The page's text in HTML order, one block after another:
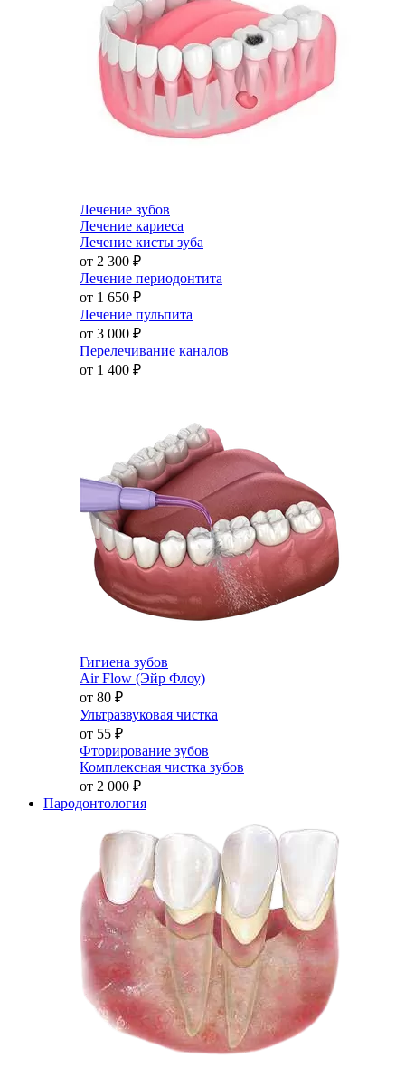
Лечение зубов
Лечение кариеса
Лечение кисты зуба
от 2 300 ₽
Лечение периодонтита
от 1 650 ₽
Лечение пульпита
от 3 000 ₽
Перелечивание каналов
от 1 400 ₽
Гигиена зубов
Air Flow (Эйр Флоу)
от 80 ₽
Ультразвуковая чистка
от 55 ₽
Фторирование зубов
Комплексная чистка зубов
от 2 000 ₽
Пародонтология